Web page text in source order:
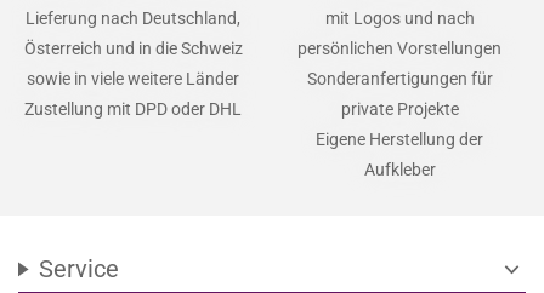
Lieferung nach Deutschland,
Österreich und in die Schweiz
sowie in viele weitere Länder
Zustellung mit DPD oder DHL
mit Logos und nach
persönlichen Vorstellungen
Sonderanfertigungen für
private Projekte
Eigene Herstellung der
Aufkleber
Service expand_more